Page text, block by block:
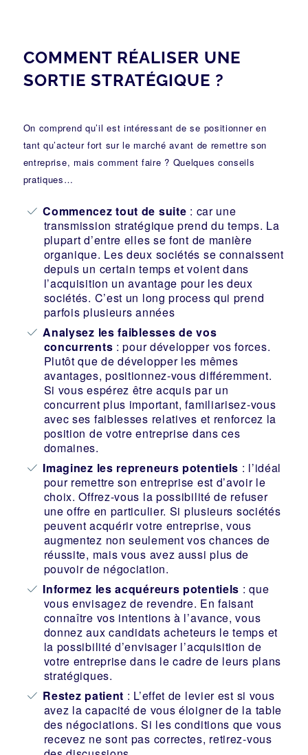
COMMENT RÉALISER UNE
SORTIE STRATÉGIQUE ?
On comprend qu’il est intéressant de se positionner en
tant qu’acteur fort sur le marché avant de remettre son
entreprise, mais comment faire ? Quelques conseils
pratiques…
Commencez tout de suite : car une
transmission stratégique prend du temps. La
plupart d’entre elles se font de manière
organique. Les deux sociétés se connaissent
depuis un certain temps et voient dans
l’acquisition un avantage pour les deux
sociétés. C’est un long process qui prend
parfois plusieurs années
Analysez les faiblesses de vos
concurrents : pour développer vos forces.
Plutôt que de développer les mêmes
avantages, positionnez-vous différemment.
Si vous espérez être acquis par un
concurrent plus important, familiarisez-vous
avec ses faiblesses relatives et renforcez la
position de votre entreprise dans ces
domaines.
Imaginez les repreneurs potentiels : l’idéal
pour remettre son entreprise est d’avoir le
choix. Offrez-vous la possibilité de refuser
une offre en particulier. Si plusieurs sociétés
peuvent acquérir votre entreprise, vous
augmentez non seulement vos chances de
réussite, mais vous avez aussi plus de
pouvoir de négociation.
Informez les acquéreurs potentiels : que
vous envisagez de revendre. En faisant
connaître vos intentions à l’avance, vous
donnez aux candidats acheteurs le temps et
la possibilité d’envisager l’acquisition de
votre entreprise dans le cadre de leurs plans
stratégiques.
Restez patient : L’effet de levier est si vous
avez la capacité de vous éloigner de la table
des négociations. Si les conditions que vous
recevez ne sont pas correctes, retirez-vous